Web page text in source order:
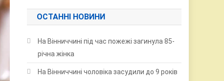
ОСТАННІ НОВИНИ
На Вінниччині під час пожежі загинула 85-
річна жінка
На Вінниччині чоловіка засудили до 9 років